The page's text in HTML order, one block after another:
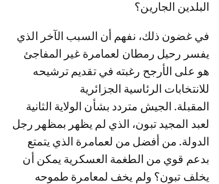
البلدين الجارين؟
في غضون ذلك، نفهم أن السبب الآخر الذي
يفسر رحيل رمطان لعمامرة غير المفاجئ
هو على الأرجح رغبته في تقديم ترشيحه
للانتخابات الرئاسية الجزائرية
المقبلة. الجيش متردد بشأن الولاية الثانية
لعبد المجيد تبون، الذي لم يظهر بمظهر رجل
الدولة. من أفضل من لعمامرة الذي يتمتع
بدعم قوي من الطغمة العسكرية يمكن أن
يخلف تبون؟ ولم يخف لمعامرة طموحه